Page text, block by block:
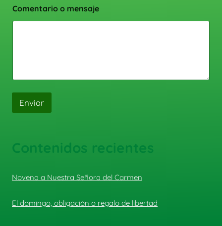
Comentario o mensaje
Enviar
Contenidos recientes
Novena a Nuestra Señora del Carmen
El domingo, obligación o regalo de libertad